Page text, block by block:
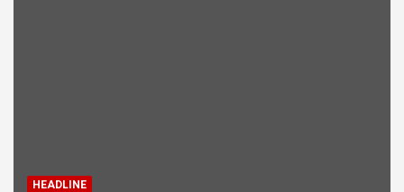
HEADLINE